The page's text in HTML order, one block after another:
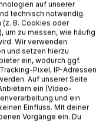
Reformatoren
in Trier geboren.
er in Trier
nach
1553 – 1557
auf unserer
technisch notwendig.
B. Cookies oder
um zu messen, wie häufig
Wir verwenden
und setzen hierzu
ein, wodurch ggf.
Pixel, IP-Adressen
Auf unserer Seite
ein (Video-
und ein
Einfluss. Mit deiner
Vorgänge ein. Du